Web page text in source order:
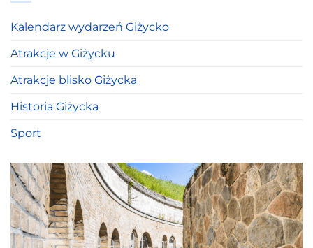
Kalendarz wydarzeń Giżycko
Atrakcje w Giżycku
Atrakcje blisko Giżycka
Historia Giżycka
Sport